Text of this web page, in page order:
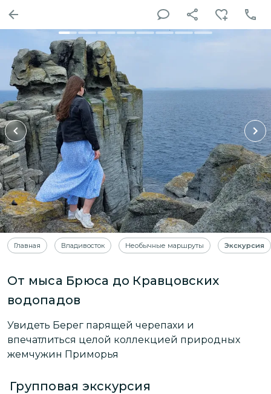
Главная Владивосток Необычные маршруты Экскурсия
От мыса Брюса до Кравцовских
водопадов
Увидеть Берег парящей черепахи и
впечатлиться целой коллекцией природных
жемчужин Приморья
Групповая экскурсия